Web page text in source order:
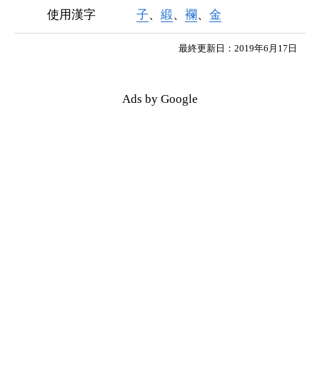
使用漢字 子、 緞、 襴、 金
最終更新日：2019年6月17日
Ads by Google